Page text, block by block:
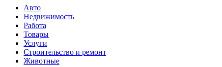
Авто
Недвижимость
Работа
Товары
Услуги
Строительство и ремонт
Животные